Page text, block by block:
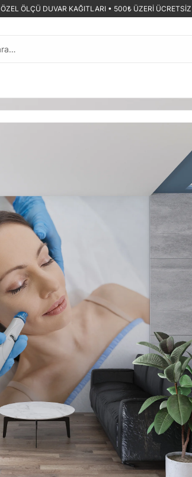
ÖZEL ÖLÇÜ DUVAR KAĞITLARI • 500₺ ÜZERİ